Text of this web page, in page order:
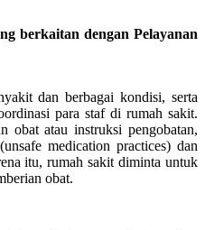
berkaitan dengan Pelayanan
dan berbagai kondisi, serta
para staf di rumah sakit.
obat atau instruksi pengobatan,
medication practices) dan
itu, rumah sakit diminta untuk
obat.